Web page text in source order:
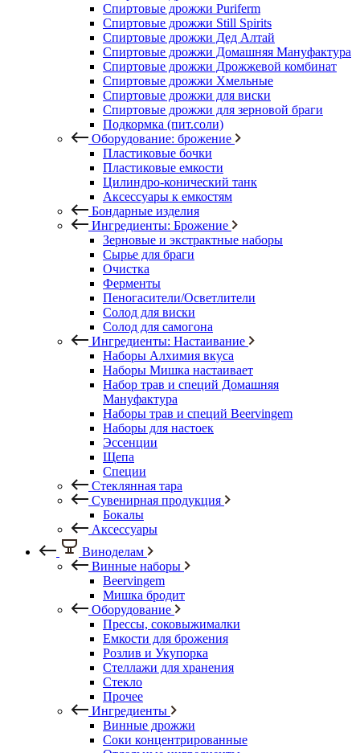
Спиртовые дрожжи Puriferm
Спиртовые дрожжи Still Spirits
Спиртовые дрожжи Дед Алтай
Спиртовые дрожжи Домашняя Мануфактура
Спиртовые дрожжи Дрожжевой комбинат
Спиртовые дрожжи Хмельные
Спиртовые дрожжи для виски
Спиртовые дрожжи для зерновой браги
Подкормка (пит.соли)
Оборудование: брожение
Пластиковые бочки
Пластиковые емкости
Цилиндро-конический танк
Аксессуары к емкостям
Бондарные изделия
Ингредиенты: Брожение
Зерновые и экстрактные наборы
Сырье для браги
Очистка
Ферменты
Пеногасители/Осветлители
Солод для виски
Солод для самогона
Ингредиенты: Настаивание
Наборы Алхимия вкуса
Наборы Мишка настаивает
Набор трав и специй Домашняя
Мануфактура
Наборы трав и специй Beervingem
Наборы для настоек
Эссенции
Щепа
Специи
Стеклянная тара
Сувенирная продукция
Бокалы
Аксессуары
Виноделам
Винные наборы
Beervingem
Мишка бродит
Оборудование
Прессы, соковыжималки
Емкости для брожения
Розлив и Укупорка
Стеллажи для хранения
Стекло
Прочее
Ингредиенты
Винные дрожжи
Соки концентрированные